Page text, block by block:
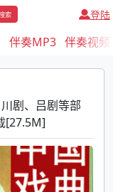
索 登陆
伴奏MP3 伴奏视频
剧、吕剧等部
[27.5M]